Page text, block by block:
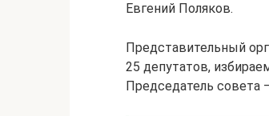
Евгений Поляков.
Представительный
25 депутатов,
Председатель совета